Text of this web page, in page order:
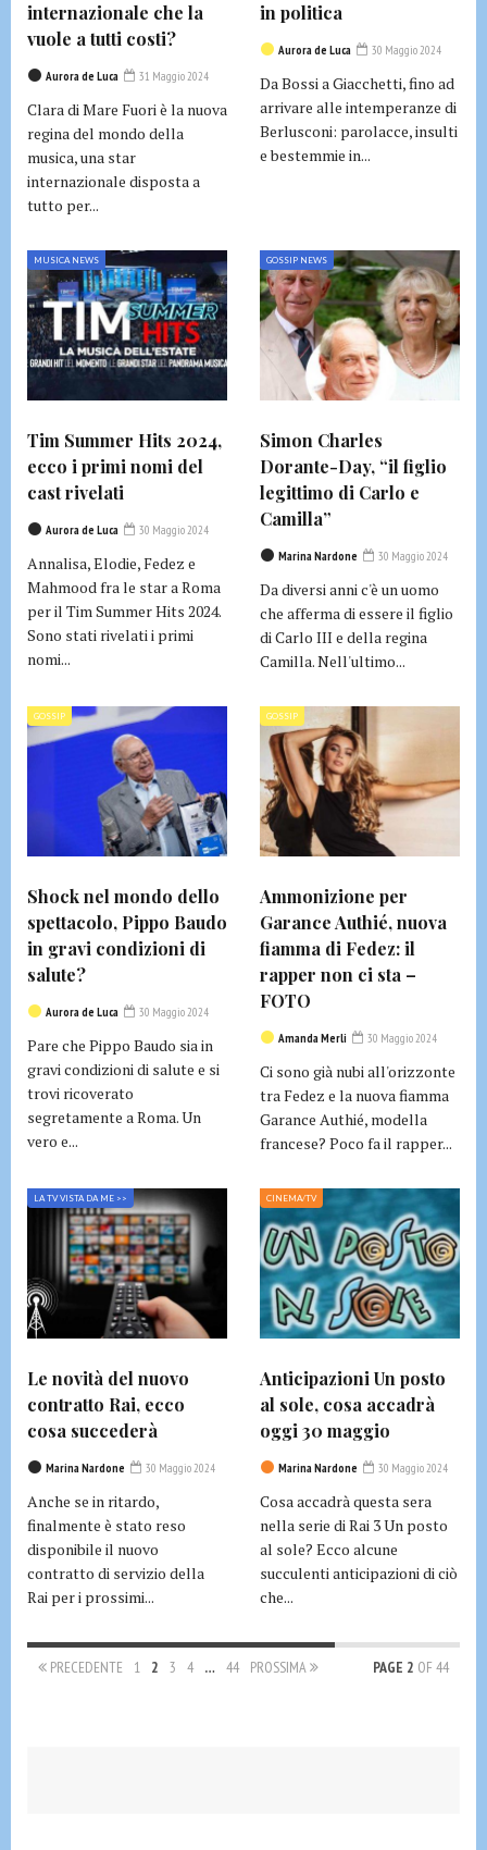
internazionale che la
vuole a tutti costi?
Aurora de Luca 31 Maggio 2024
Clara di Mare Fuori è la nuova
regina del mondo della
musica, una star
internazionale disposta a
tutto per...
in politica
Aurora de Luca 30 Maggio 2024
Da Bossi a Giacchetti, fino ad
arrivare alle intemperanze di
Berlusconi: parolacce, insulti
e bestemmie in...
MUSICA NEWS
Tim Summer Hits 2024,
ecco i primi nomi del
cast rivelati
Aurora de Luca 30 Maggio 2024
Annalisa, Elodie, Fedez e
Mahmood fra le star a Roma
per il Tim Summer Hits 2024.
Sono stati rivelati i primi
nomi...
GOSSIP NEWS
Simon Charles
Dorante-Day, “il figlio
legittimo di Carlo e
Camilla”
Marina Nardone 30 Maggio 2024
Da diversi anni c'è un uomo
che afferma di essere il figlio
di Carlo III e della regina
Camilla. Nell'ultimo...
GOSSIP
Shock nel mondo dello
spettacolo, Pippo Baudo
in gravi condizioni di
salute?
Aurora de Luca 30 Maggio 2024
Pare che Pippo Baudo sia in
gravi condizioni di salute e si
trovi ricoverato
segretamente a Roma. Un
vero e...
GOSSIP
Ammonizione per
Garance Authié, nuova
fiamma di Fedez: il
rapper non ci sta –
FOTO
Amanda Merli 30 Maggio 2024
Ci sono già nubi all'orizzonte
tra Fedez e la nuova fiamma
Garance Authié, modella
francese? Poco fa il rapper...
LA TV VISTA DA ME >>
Le novità del nuovo
contratto Rai, ecco
cosa succederà
Marina Nardone 30 Maggio 2024
Anche se in ritardo,
finalmente è stato reso
disponibile il nuovo
contratto di servizio della
Rai per i prossimi...
CINEMA/TV
Anticipazioni Un posto
al sole, cosa accadrà
oggi 30 maggio
Marina Nardone 30 Maggio 2024
Cosa accadrà questa sera
nella serie di Rai 3 Un posto
al sole? Ecco alcune
succulenti anticipazioni di ciò
che...
PRECEDENTE 1 2 3 4 … 44 PROSSIMA PAGE 2 OF 44